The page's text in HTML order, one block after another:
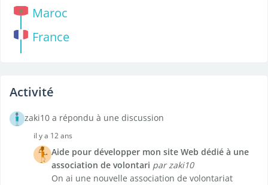
Maroc
France
Activité
zaki10 a répondu à une discussion
il y a 12 ans
Aide pour développer mon site Web dédié à une
association de volontari par zaki10
On ai une nouvelle association de volontariat